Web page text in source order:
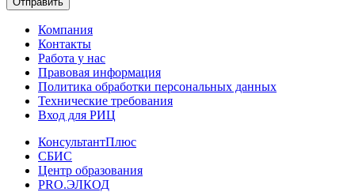
Компания
Контакты
Работа у нас
Правовая информация
Политика обработки персональных данных
Технические требования
Вход для РИЦ
КонсультантПлюс
СБИС
Центр образования
PRO.ЭЛКОД